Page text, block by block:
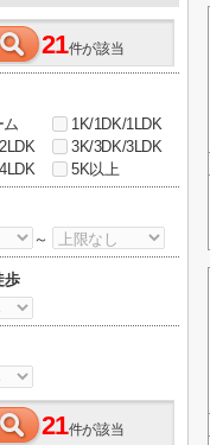
21件が該当
ム
1K/1DK/1LDK
3K/3DK/3LDK
5K以上
～
歩
21件が該当